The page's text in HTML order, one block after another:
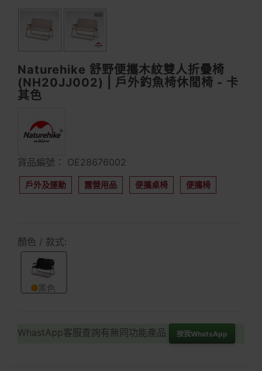
Naturehike 舒野便攜木紋雙人折疊椅
(NH20JJ002) | 戶外釣魚椅休閒椅 - 卡
其色
貨品編號： OE28676002
戶外及運動 露營用品 便攜桌椅 便攜椅
顏色 / 款式:
黑色
WhastApp客服查詢有無同功能產品 按我WhatsApp